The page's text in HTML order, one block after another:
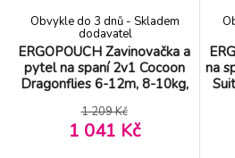
ERGOPOUCH Zavinovačka a
pytel na spaní 2v1 Cocoon
Dragonflies 6-12m, 8-10kg,
Obvykle do 3 dnů - Skladem
dodavatel
1 209 Kč
1 041 Kč
na